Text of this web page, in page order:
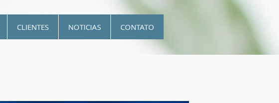
CLIENTES NOTICIAS CONTATO